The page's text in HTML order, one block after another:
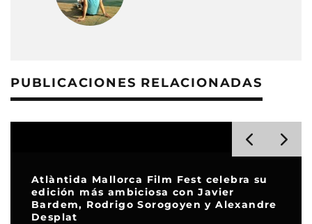
PUBLICACIONES RELACIONADAS
Atlàntida Mallorca Film Fest celebra su
edición más ambiciosa con Javier
Bardem, Rodrigo Sorogoyen y Alexandre
Desplat